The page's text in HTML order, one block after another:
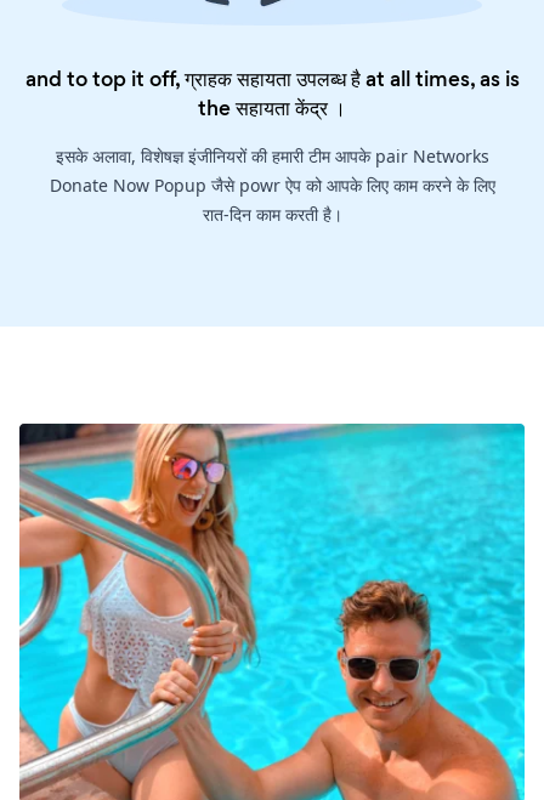
and to top it off, ग्राहक सहायता उपलब्ध है at all times, as is
theसहायता केंद्र।
इसके अलावा, विशेषज्ञ इंजीनियरों की हमारी टीम आपके pair Networks
Donate Now Popup जैसे powr ऐप को आपके लिए काम करने के लिए
रात-दिन काम करती है।